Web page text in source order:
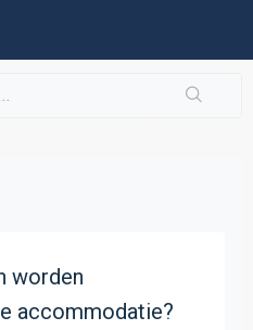
worden
accommodatie?